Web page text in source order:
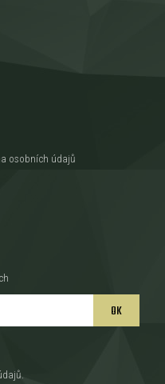
osobních údajů
OK